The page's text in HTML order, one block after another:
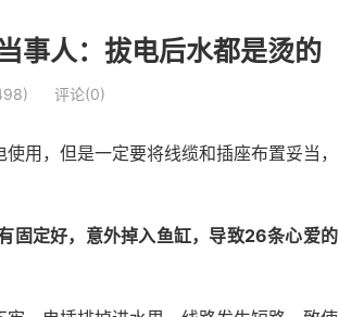
事人：拔电后水都是烫的
评论(0)
用，但是一定要将线缆和插座布置妥当，
固定好，意外掉入鱼缸，导致26条心爱的